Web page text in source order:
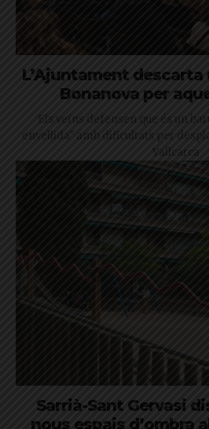
L’Ajuntament descarta
Bonanova per
Els veïns defensen que és un
envellida" amb dificultats per
Vallcarca
Sarrià-Sant Gervasi
nous espais d’ombra